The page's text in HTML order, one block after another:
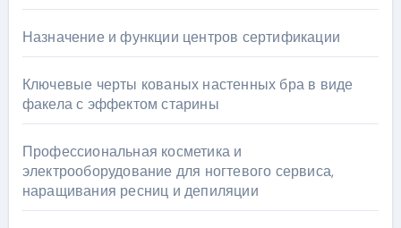
Назначение и функции центров сертификации
Ключевые черты кованых настенных бра в виде
факела с эффектом старины
Профессиональная косметика и
электрооборудование для ногтевого сервиса,
наращивания ресниц и депиляции